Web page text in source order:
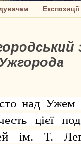
Експозиції
над Ужем
цієї
ім. Т.